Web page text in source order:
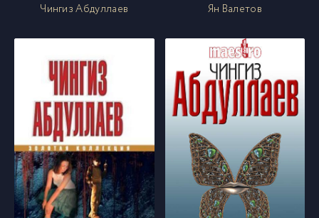
Чингиз Абдуллаев Ян Валетов